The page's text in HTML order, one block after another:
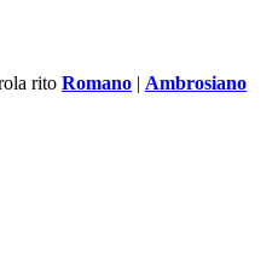
rito Romano | Ambrosiano